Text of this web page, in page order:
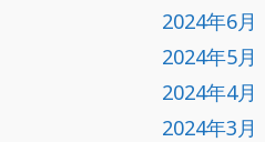
2024年6月
2024年5月
2024年4月
2024年3月